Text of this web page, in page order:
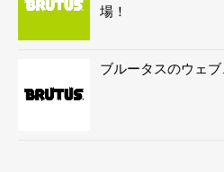
場！
ブルータスのウェブ